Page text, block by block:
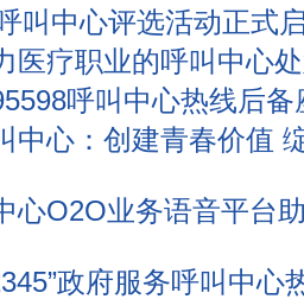
叫中心评选活动正式
医疗职业的呼叫中心
呼叫中心热线后备
中心：创建青春价值
心O2O业务语音平台
政府服务呼叫中心